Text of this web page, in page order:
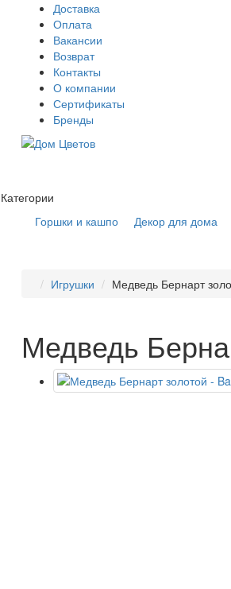
Доставка
Оплата
Вакансии
Возврат
Контакты
О компании
Сертификаты
Бренды
Категории
Горшки и кашпо
Декор для дома
Игрушки Медведь Бернарт
Медведь